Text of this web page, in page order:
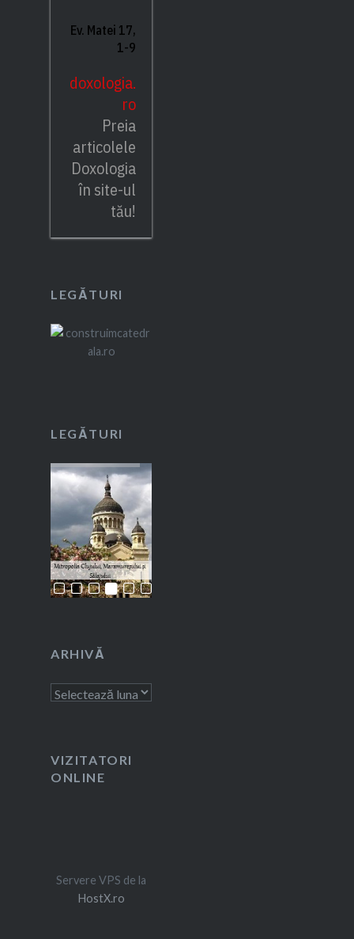
Ev. Matei 17,
1-9
doxologia.
ro
Preia
articolele
Doxologia
în site-ul
tău!
LEGĂTURI
LEGĂTURI
ARHIVĂ
Arhivă
VIZITATORI
ONLINE
Servere VPS de la
HostX.ro